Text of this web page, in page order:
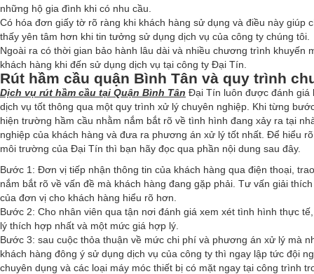
những hộ gia đình khi có nhu cầu.
Có hóa đơn giấy tờ rõ ràng khi khách hàng sử dụng và điều này giúp
thấy yên tâm hơn khi tin tưởng sử dụng dịch vụ của công ty chúng tôi.
Ngoài ra có thời gian bảo hành lâu dài và nhiều chương trình khuyến
khách hàng khi đến sử dụng dịch vụ tại công ty Đại Tín.
Rút hầm cầu quận Bình Tân và quy trình
Dịch vụ rút hầm cầu tại Quận Bình Tân Đại Tín luôn được đánh giá
dịch vụ tốt thông qua một quy trình xử lý chuyên nghiệp. Khi từng
hiện trường hầm cầu nhằm nắm bắt rõ về tình hình đang xảy ra tại
nghiệp của khách hàng và đưa ra phương án xử lý tốt nhất. Để hiểu
môi trường của Đại Tín thì bạn hãy đọc qua phần nội dung sau đây.
Bước 1: Đơn vị tiếp nhận thông tin của khách hàng qua điện thoại,
nắm bắt rõ về vấn đề mà khách hàng đang gặp phải. Tư vấn giải
của đơn vị cho khách hàng hiểu rõ hơn.
Bước 2: Cho nhân viên qua tận nơi đánh giá xem xét tình hình thực
lý thích hợp nhất và một mức giá hợp lý.
Bước 3: sau cuộc thỏa thuận về mức chi phí và phương án xử lý mà
khách hàng đông ý sử dụng dịch vụ của công ty thì ngay lập tức đội
chuyên dụng và các loại máy móc thiết bị có mặt ngay tại công trình